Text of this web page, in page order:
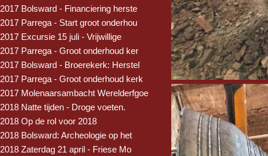
2017 Bolsward - Financiering herste
2017 Parrega - Start groot onderhou
2017 Excursie 15 juli - Vrijwillige
2017 Parrega - Groot onderhoud ker
2017 Bolsward - Broerekerk: Herstel
2017 Parrega - Groot onderhoud kerk
2017 Molenaarsambacht Werelderfgoe
2018 Natte tijden - Droge voeten.
2018 Op de rol voor 2018
2018 Bolsward: Archeologie op het
2018 Zaterdag 21 april - Friese Mo